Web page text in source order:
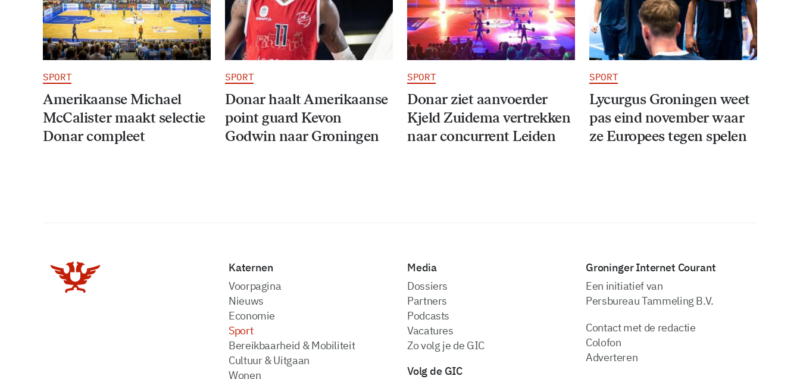
SPORT
Amerikaanse Michael
McCalister maakt selectie
Donar compleet
SPORT
Donar haalt Amerikaanse
point guard Kevon
Godwin naar Groningen
SPORT
Donar ziet aanvoerder
Kjeld Zuidema vertrekken
naar concurrent Leiden
SPORT
Lycurgus Groningen weet
pas eind november waar
ze Europees tegen spelen
Katernen
Voorpagina
Nieuws
Economie
Sport
Bereikbaarheid & Mobiliteit
Cultuur & Uitgaan
Wonen
Media
dossiers
partners
podcasts
vacatures
zo volg je de GIC
Volg de GIC
Groninger Internet Courant
Een initiatief van
Persbureau Tammeling B.V.
Contact met de redactie
Colofon
Adverteren